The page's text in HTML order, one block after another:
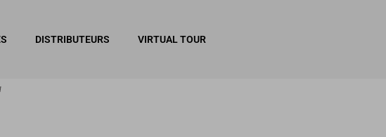
DISTRIBUTEURS VIRTUAL TOUR